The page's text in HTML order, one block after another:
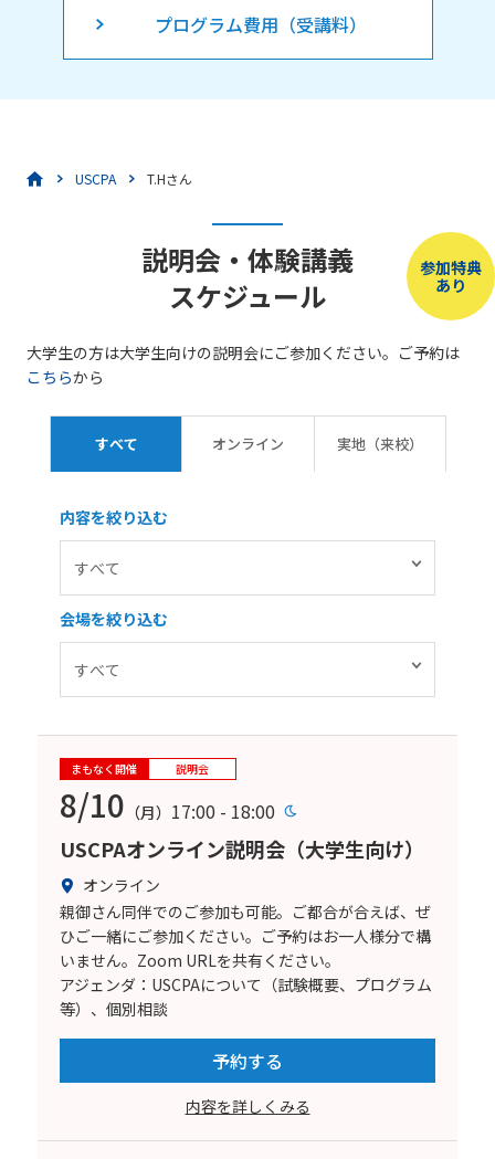
プログラム費用（受講料）
USCPA T.Hさん
参加特典
あり
説明会・体験講義
スケジュール
大学生の方は大学生向けの説明会にご参加ください。ご予約は
こちらから
すべて オンライン 実地（来校）
内容を絞り込む
会場を絞り込む
まもなく開催 説明会
8/10 （月） 17:00 - 18:00
USCPAオンライン説明会（大学生向け）
オンライン
親御さん同伴でのご参加も可能。ご都合が合えば、ぜ
ひご一緒にご参加ください。ご予約はお一人様分で構
いません。Zoom URLを共有ください。
アジェンダ：USCPAについて（試験概要、プログラム
等）、個別相談
予約する
内容を詳しくみる